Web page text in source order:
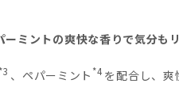
ミントの爽快な香りで気分も
*3 、ペパーミント *4 を配合し、爽